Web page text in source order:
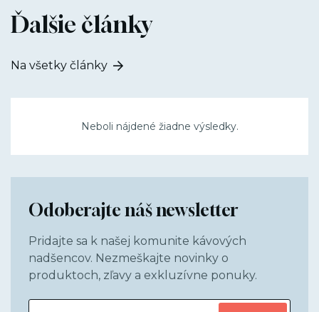
Ďalšie články
Na všetky články
Neboli nájdené žiadne výsledky.
Odoberajte náš newsletter
Pridajte sa k našej komunite kávových
nadšencov. Nezmeškajte novinky o
produktoch, zľavy a exkluzívne ponuky.